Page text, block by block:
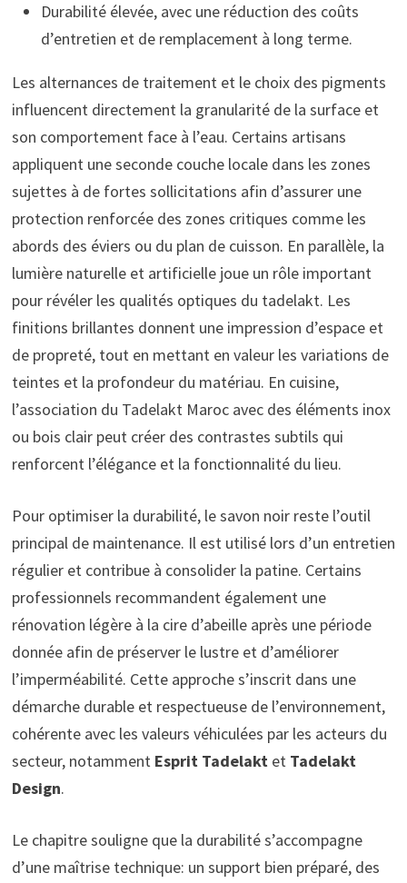
Durabilité élevée, avec une réduction des coûts
d’entretien et de remplacement à long terme.
Les alternances de traitement et le choix des pigments
influencent directement la granularité de la surface et
son comportement face à l’eau. Certains artisans
appliquent une seconde couche locale dans les zones
sujettes à de fortes sollicitations afin d’assurer une
protection renforcée des zones critiques comme les
abords des éviers ou du plan de cuisson. En parallèle, la
lumière naturelle et artificielle joue un rôle important
pour révéler les qualités optiques du tadelakt. Les
finitions brillantes donnent une impression d’espace et
de propreté, tout en mettant en valeur les variations de
teintes et la profondeur du matériau. En cuisine,
l’association du Tadelakt Maroc avec des éléments inox
ou bois clair peut créer des contrastes subtils qui
renforcent l’élégance et la fonctionnalité du lieu.
Pour optimiser la durabilité, le savon noir reste l’outil
principal de maintenance. Il est utilisé lors d’un entretien
régulier et contribue à consolider la patine. Certains
professionnels recommandent également une
rénovation légère à la cire d’abeille après une période
donnée afin de préserver le lustre et d’améliorer
l’imperméabilité. Cette approche s’inscrit dans une
démarche durable et respectueuse de l’environnement,
cohérente avec les valeurs véhiculées par les acteurs du
secteur, notamment Esprit Tadelaktet Tadelakt
Design.
Le chapitre souligne que la durabilité s’accompagne
d’une maîtrise technique: un support bien préparé, des